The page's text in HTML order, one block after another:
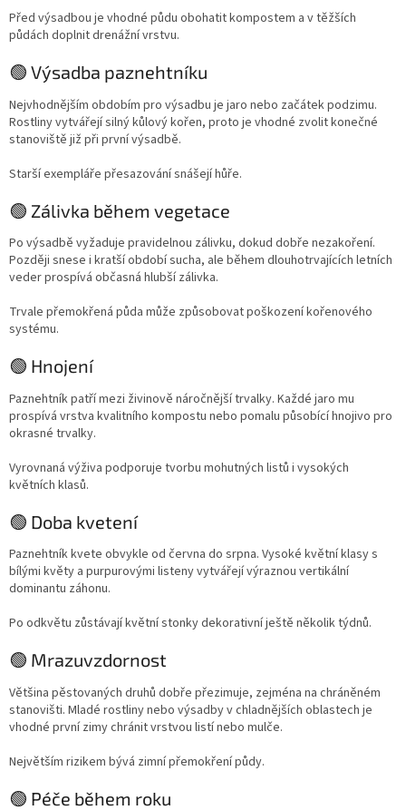
Před výsadbou je vhodné půdu obohatit kompostem a v těžších
půdách doplnit drenážní vrstvu.
🟢 Výsadba paznehtníku
Nejvhodnějším obdobím pro výsadbu je jaro nebo začátek podzimu.
Rostliny vytvářejí silný kůlový kořen, proto je vhodné zvolit konečné
stanoviště již při první výsadbě.
Starší exempláře přesazování snášejí hůře.
🟢 Zálivka během vegetace
Po výsadbě vyžaduje pravidelnou zálivku, dokud dobře nezakoření.
Později snese i kratší období sucha, ale během dlouhotrvajících letních
veder prospívá občasná hlubší zálivka.
Trvale přemokřená půda může způsobovat poškození kořenového
systému.
🟢 Hnojení
Paznehtník patří mezi živinově náročnější trvalky. Každé jaro mu
prospívá vrstva kvalitního kompostu nebo pomalu působící hnojivo pro
okrasné trvalky.
Vyrovnaná výživa podporuje tvorbu mohutných listů i vysokých
květních klasů.
🟢 Doba kvetení
Paznehtník kvete obvykle od června do srpna. Vysoké květní klasy s
bílými květy a purpurovými listeny vytvářejí výraznou vertikální
dominantu záhonu.
Po odkvětu zůstávají květní stonky dekorativní ještě několik týdnů.
🟢 Mrazuvzdornost
Většina pěstovaných druhů dobře přezimuje, zejména na chráněném
stanovišti. Mladé rostliny nebo výsadby v chladnějších oblastech je
vhodné první zimy chránit vrstvou listí nebo mulče.
Největším rizikem bývá zimní přemokření půdy.
🟢 Péče během roku